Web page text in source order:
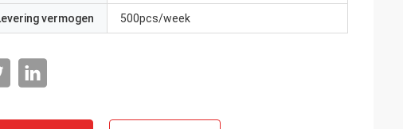
vermogen 500pcs/week